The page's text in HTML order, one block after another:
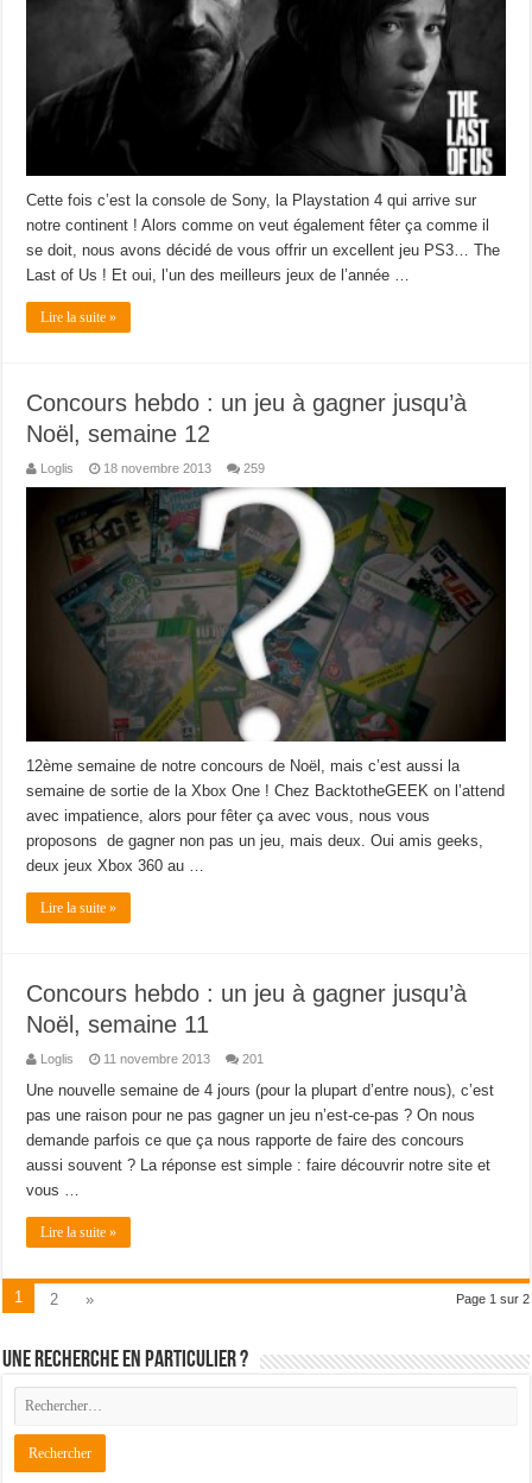
Cette fois c’est la console de Sony, la Playstation 4 qui arrive sur
notre continent ! Alors comme on veut également fêter ça comme il
se doit, nous avons décidé de vous offrir un excellent jeu PS3… The
Last of Us ! Et oui, l’un des meilleurs jeux de l’année …
Lire la suite »
Concours hebdo : un jeu à gagner jusqu’à
Noël, semaine 12
Loglis 18 novembre 2013 259
12ème semaine de notre concours de Noël, mais c’est aussi la
semaine de sortie de la Xbox One ! Chez BacktotheGEEK on l’attend
avec impatience, alors pour fêter ça avec vous, nous vous
proposons de gagner non pas un jeu, mais deux. Oui amis geeks,
deux jeux Xbox 360 au …
Lire la suite »
Concours hebdo : un jeu à gagner jusqu’à
Noël, semaine 11
Loglis 11 novembre 2013 201
Une nouvelle semaine de 4 jours (pour la plupart d’entre nous), c’est
pas une raison pour ne pas gagner un jeu n’est-ce-pas ? On nous
demande parfois ce que ça nous rapporte de faire des concours
aussi souvent ? La réponse est simple : faire découvrir notre site et
vous …
Lire la suite »
Page 1 sur 2
1 2 »
Une recherche en particulier ?